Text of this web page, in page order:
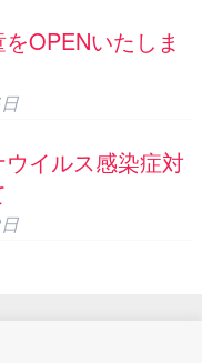
OPENいたしま
イルス感染症対